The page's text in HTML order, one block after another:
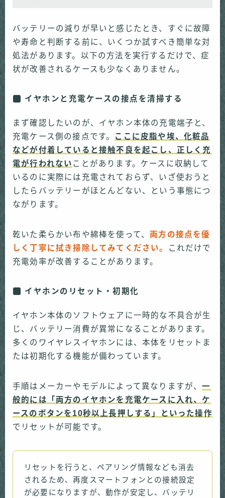
バッテリーの減りが早いと感じたとき、すぐに故障
や寿命と判断する前に、いくつか試すべき簡単な対
処法があります。以下の方法を実行するだけで、症
状が改善されるケースも少なくありません。
イヤホンと充電ケースの接点を清掃する
まず確認したいのが、イヤホン本体の充電端子と、
充電ケース側の接点です。 ここに皮脂や埃、化粧品
などが付着していると接触不良を起こし、正しく充
電が行われない ことがあります。ケースに収納して
いるのに実際には充電されておらず、いざ使おうと
したらバッテリーがほとんどない、という事態につ
ながります。
乾いた柔らかい布や綿棒を使って、両方の接点を優
しく丁寧に拭き掃除してみてください。
これだけで
充電効率が改善することがあります。
イヤホンのリセット・初期化
イヤホン本体のソフトウェアに一時的な不具合が生
じ、バッテリー消費が異常になることがあります。
多くのワイヤレスイヤホンには、本体をリセットま
たは初期化する機能が備わっています。
手順はメーカーやモデルによって異なりますが、一
般的には「両方のイヤホンを充電ケースに入れ、ケ
ースのボタンを10秒以上長押しする」といった操作
でリセットが可能です。
リセットを行うと、ペアリング情報なども消去
されるため、再度スマートフォンとの接続設定
が必要になりますが、動作が安定し、バッテリ